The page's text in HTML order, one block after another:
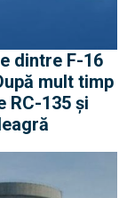
dintre F-16
mult timp
RC-135 și